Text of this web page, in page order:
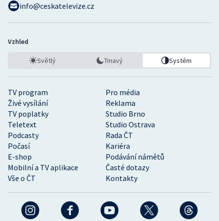
TV program
Pro média
Živé vysílání
Reklama
TV poplatky
Studio Brno
Teletext
Studio Ostrava
Podcasty
Rada ČT
Počasí
Kariéra
E-shop
Podávání námětů
Mobilní a TV aplikace
Časté dotazy
Vše o ČT
Kontakty
info@ceskatelevize.cz
Vzhled
Světlý Tmavý Systém